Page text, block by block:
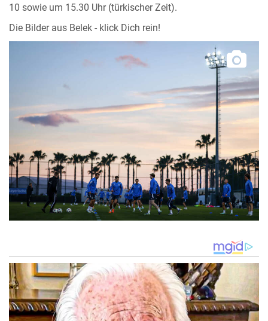
10 sowie um 15.30 Uhr (türkischer Zeit).
Die Bilder aus Belek - klick Dich rein!